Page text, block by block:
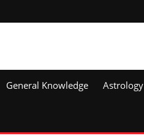
General Knowledge Astrology